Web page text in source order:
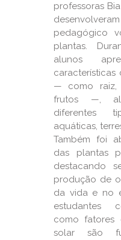
professoras
pedagógico
plantas.
alunos
características
— como raiz,
frutos —,
diferentes
aquáticas,
Também foi
das plantas
destacando
produção de
da vida e no
estudantes
como
solar são